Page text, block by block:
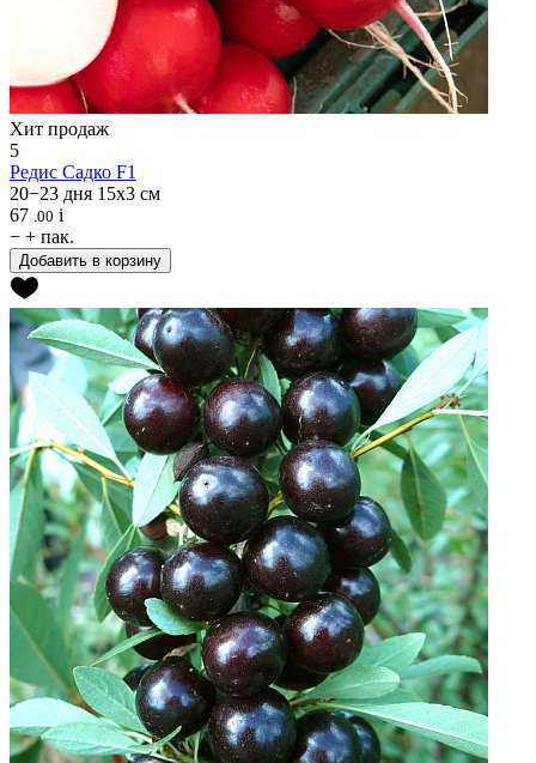
Хит продаж
5
Редис Садко F1
20−23 дня 15x3 см
67 .00 i
− + пак.
Добавить в корзину